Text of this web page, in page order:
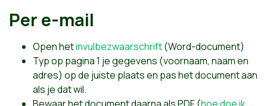
Per e-mail
Open hetinvulbezwaarschrift(Word-document)
Typ op pagina 1 je gegevens (voornaam, naam en
adres) op de juiste plaats en pas het document aan
als je dat wil.
Bewaar het document daarna als PDF (hoe doe ik